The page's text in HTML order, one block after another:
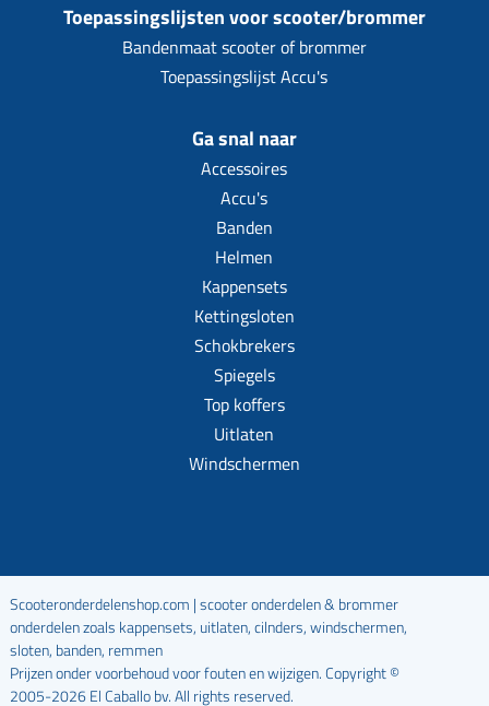
Toepassingslijsten voor scooter/brommer
Bandenmaat scooter of brommer
Toepassingslijst Accu's
Ga snal naar
Accessoires
Accu's
Banden
Helmen
Kappensets
Kettingsloten
Schokbrekers
Spiegels
Top koffers
Uitlaten
Windschermen
Scooteronderdelenshop.com | scooter onderdelen & brommer
onderdelen zoals kappensets, uitlaten, cilnders, windschermen,
sloten, banden, remmen
Prijzen onder voorbehoud voor fouten en wijzigen. Copyright ©
2005-2026 El Caballo bv. All rights reserved.